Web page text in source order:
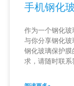
手机钢化
作为一个钢化玻
与你分享钢化玻
钢化玻璃保护
求，请随时联系